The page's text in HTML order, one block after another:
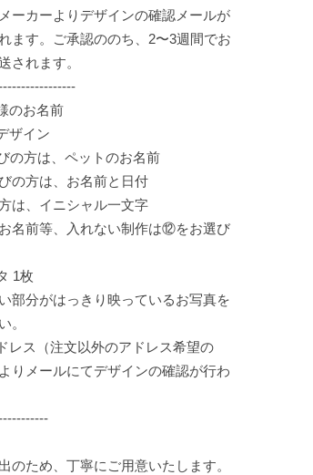
ーカーよりデザインの確認メールが
ます。ご承認ののち、2〜3週間でお
されます。
のお名前
ザイン
方は、ペットのお名前
方は、お名前と日付
は、イニシャル一文字
名前等、入れない制作は⑫をお選び
1枚
分がはっきり映っているお写真を
。
レス（注文以外のアドレス希望の
りメールにてデザインの確認が行わ
のため、丁寧にご用意いたします。